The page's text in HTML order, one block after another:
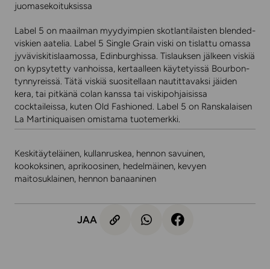
juomasekoituksissa
Label 5 on maailman myydyimpien skotlantilaisten blended-
viskien aatelia. Label 5 Single Grain viski on tislattu omassa
jyväviskitislaamossa, Edinburghissa. Tislauksen jälkeen viskiä
on kypsytetty vanhoissa, kertaalleen käytetyissä Bourbon-
tynnyreissä. Tätä viskiä suositellaan nautittavaksi jäiden
kera, tai pitkänä colan kanssa tai viskipohjaisissa
cocktaileissa, kuten Old Fashioned. Label 5 on Ranskalaisen
La Martiniquaisen omistama tuotemerkki.
Keskitäyteläinen, kullanruskea, hennon savuinen,
kookoksinen, aprikoosinen, hedelmäinen, kevyen
maitosuklainen, hennon banaaninen
JAA